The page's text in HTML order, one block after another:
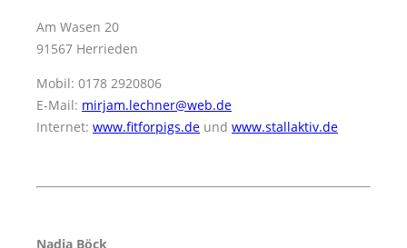
Am Wasen 20
91567 Herrieden
Mobil: 0178 2920806
E-Mail: mirjam.lechner@web.de
Internet: www.fitforpigs.de und www.stallaktiv.de
Nadja Böck